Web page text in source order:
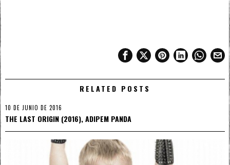
RELATED POSTS
10 DE JUNIO DE 2016
THE LAST ORIGIN (2016), ADIPEM PANDA